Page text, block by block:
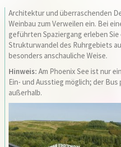
Architektur und überraschenden
Weinbau zum Verweilen ein. Bei
geführten Spaziergang erleben Sie
Strukturwandel des Ruhrgebiets
besonders anschauliche Weise.
Hinweis: Am Phoenix See ist nur
Ein- und Ausstieg möglich; der Bus
außerhalb.